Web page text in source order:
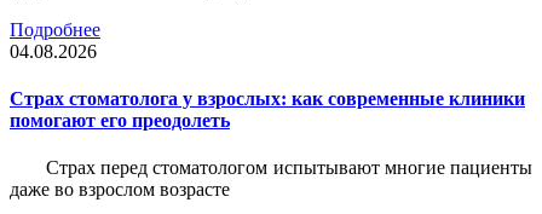
Подробнее
04.08.2026
Страх стоматолога у взрослых: как современные клиники
помогают его преодолеть
Страх перед стоматологом испытывают многие пациенты
даже во взрослом возрасте